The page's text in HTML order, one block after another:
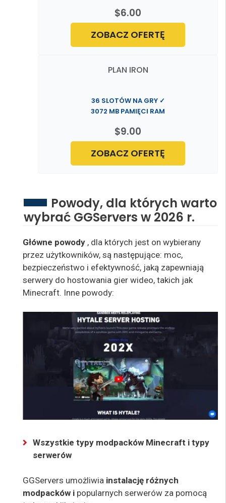
$6.00
ZOBACZ OFERTĘ
PLAN IRON
$9.00
36 SLOTÓW NA GRY ✓
3072 MB PAMIĘCI RAM
ZOBACZ OFERTĘ
Powody, dla których warto
wybrać GGServers w 2026 r.
Główne powody , dla których jest on wybierany
przez użytkowników, są następujące: moc,
bezpieczeństwo i efektywność, jaką zapewniają
serwery do hostowania gier wideo, takich jak
Minecraft. Inne powody:
Wszystkie typy modpacków Minecraft i typy
serwerów
GGServers umożliwia instalację różnych
modpacków i popularnych serwerów za pomocą